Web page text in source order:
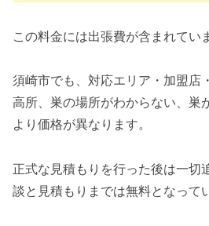
この料金には出張費が含まれてい
須崎市でも、対応エリア・加盟店
高所、巣の場所がわからない、巣
より価格が異なります。
正式な見積もりを行った後は一切
談と見積もりまでは無料となって